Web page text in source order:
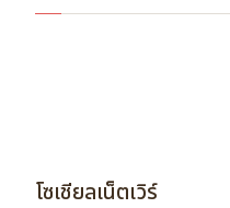
โซเชียลเน็ตเวิร์